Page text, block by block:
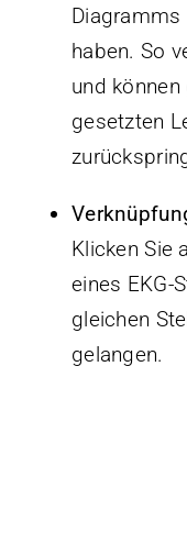
Diagramms
haben. So
und
gesetzten
Klicken Sie
eines EKG-
gleichen
gelangen.